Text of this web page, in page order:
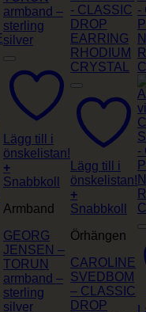
Lägg till i
önskelistan!
+
Den
produkten
flera
varianter.
De
olika
alternativen
kan
Snabbkoll
Armband
GEORG
JENSEN –
TORUN
armband –
sterling
silver
Lägg till i
önskelistan!
+
Snabbkoll
Örhängen
CAROLINE
SVEDBOM
– CLASSIC
DROP